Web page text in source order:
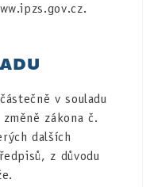
v souladu
zákona č.
dalších
z důvodu